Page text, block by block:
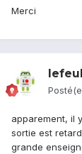
Merci
apparement, il
sortie est
grande